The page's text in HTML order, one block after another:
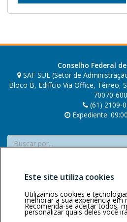
a
Conselho Federal
SAF SUL (Setor de
Bloco B, Edifício Via Office, Térreo,
70070-600
(61) 2109-
Expediente:
Buscar
Área restritaPolítica de
Este site utiliza cookies
Utilizamos cookies e
melhorar a sua experiência em
Recomenda-se aceitar todos,
personalizar quais deles você